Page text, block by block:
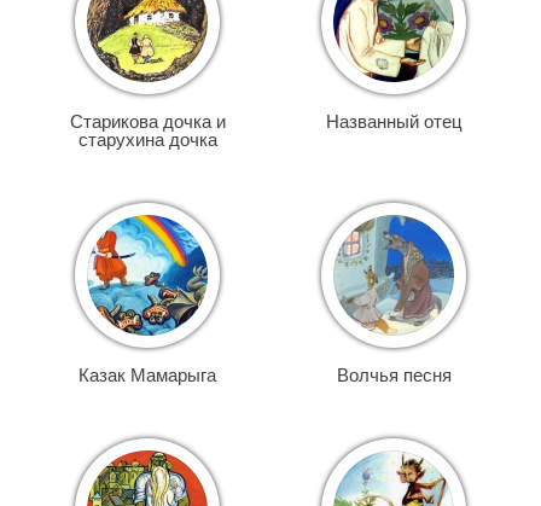
Старикова дочка и
старухина дочка
Названный отец
Казак Мамарыга Волчья песня